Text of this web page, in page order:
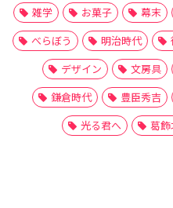
雑学
お菓子 幕末
べらぼう
明治時代
デザイン
文房具
鎌倉時代
豊臣秀吉
光る君へ
葛